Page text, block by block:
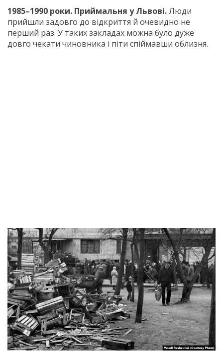
1985–1990 роки. Приймальня у Львові.Люди
прийшли задовго до відкриття й очевидно не
перший раз. У таких закладах можна було дуже
довго чекати чиновника і піти спіймавши облизня.